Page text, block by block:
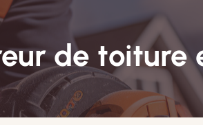
de toiture